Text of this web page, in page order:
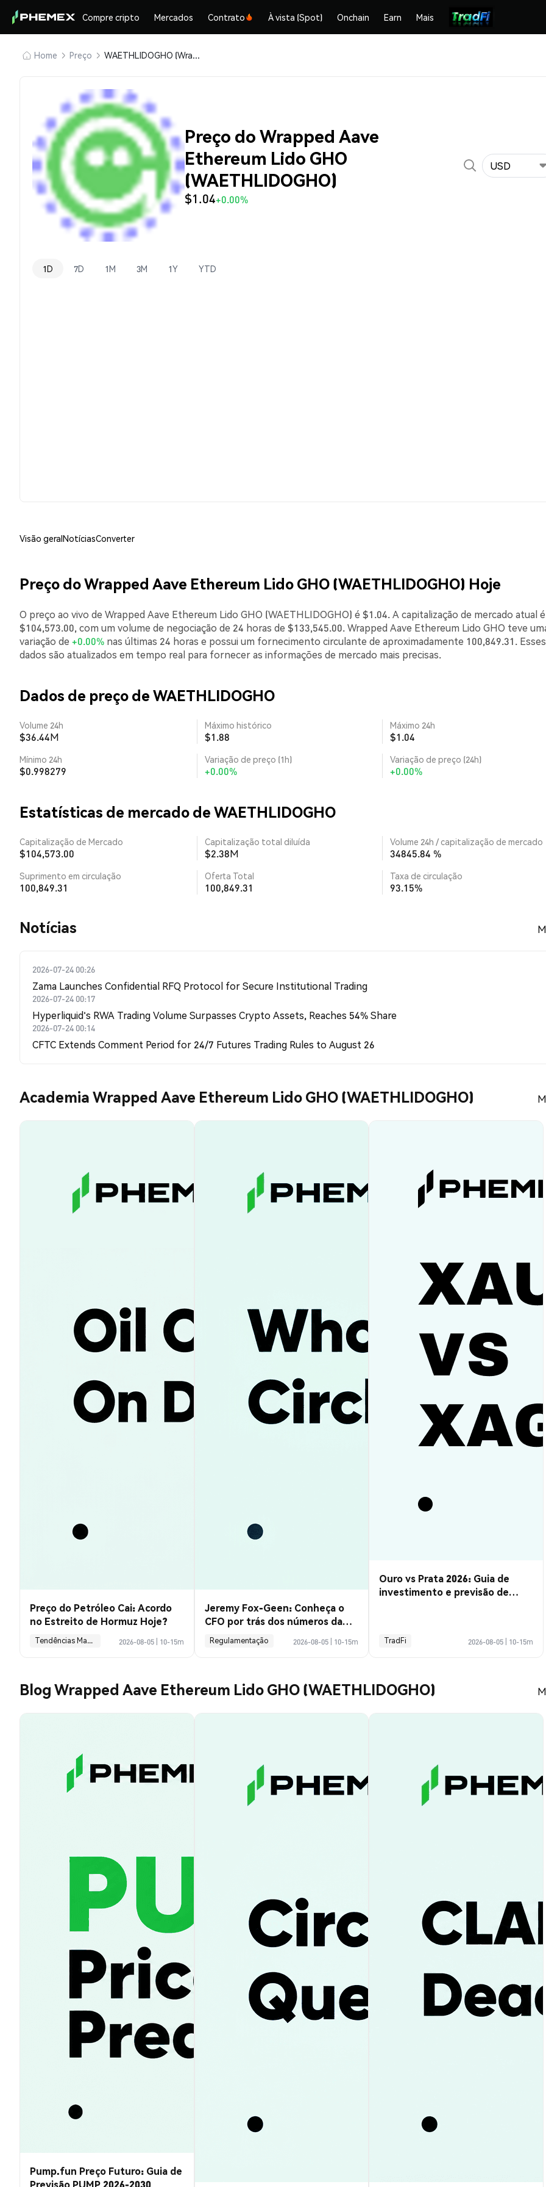
Compre cripto Mercados Contrato À vista (Spot) Onchain Earn Mais
Home Preço WAETHLIDOGHO (Wrapped Aave Ethereum Lido GHO)
Preço do Wrapped Aave
Ethereum Lido GHO
(WAETHLIDOGHO)
$1.04+0.00%
USD
1D 7D 1M 3M 1Y YTD
Visão geralNotíciasConverter
Preço do Wrapped Aave Ethereum Lido GHO (WAETHLIDOGHO) Hoje
O preço ao vivo de Wrapped Aave Ethereum Lido GHO (WAETHLIDOGHO) é $1.04. A capitalização de mercado atual
$104,573.00, com um volume de negociação de 24 horas de $133,545.00. Wrapped Aave Ethereum Lido GHO teve
variação de +0.00% nas últimas 24 horas e possui um fornecimento circulante de aproximadamente 100,849.31. Esses
dados são atualizados em tempo real para fornecer as informações de mercado mais precisas.
Dados de preço de WAETHLIDOGHO
Volume 24h
$36.44M
Máximo histórico
$1.88
Máximo 24h
$1.04
Mínimo 24h
$0.998279
Variação de preço (1h)
+0.00%
Variação de preço (24h)
+0.00%
Estatísticas de mercado de WAETHLIDOGHO
Capitalização de Mercado
$104,573.00
Capitalização total diluída
$2.38M
Volume 24h / capitalização de mercado
34845.84 %
Suprimento em circulação
100,849.31
Oferta Total
100,849.31
Taxa de circulação
93.15%
​​Notícias​​
2026-07-24 00:26
Zama Launches Confidential RFQ Protocol for Secure Institutional Trading
2026-07-24 00:17
Hyperliquid's RWA Trading Volume Surpasses Crypto Assets, Reaches 54% Share
2026-07-24 00:14
CFTC Extends Comment Period for 24/7 Futures Trading Rules to August 26
Academia Wrapped Aave Ethereum Lido GHO (WAETHLIDOGHO)
Preço do Petróleo Cai: Acordo
no Estreito de Hormuz Hoje?
Tendências Macroeconômicas 2026-08-05 10-15m
Jeremy Fox-Geen: Conheça o
CFO por trás dos números da
Circle
Regulamentação 2026-08-05 10-15m
Ouro vs Prata 2026: Guia de
investimento e previsão de
TradFi 2026-08-05 10-15m
Blog Wrapped Aave Ethereum Lido GHO (WAETHLIDOGHO)
Pump.fun Preço Futuro: Guia de
Previsão PUMP 2026-2030